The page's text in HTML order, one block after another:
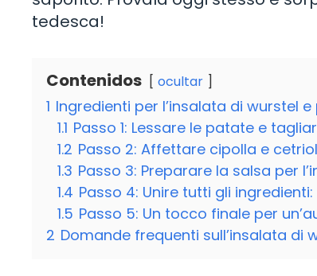
tedesca!
Contenidos ocultar
1 Ingredienti per l’insalata di wurstel
1.1 Passo 1: Lessare le patate e
1.2 Passo 2: Affettare cipolla e
1.3 Passo 3: Preparare la salsa per
1.4 Passo 4: Unire tutti gli ingredienti:
1.5 Passo 5: Un tocco finale per
2 Domande frequenti sull’insalata di